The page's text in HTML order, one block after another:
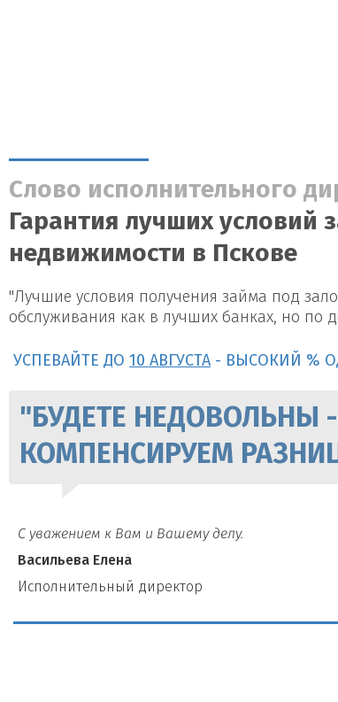
Слово исполнительного
Гарантия лучших условий
недвижимости в Пскове
"Лучшие условия получения займа под
обслуживания как в лучших банках, но по
УСПЕВАЙТЕ ДО 10 АВГУСТА - ВЫСОКИЙ %
"БУДЕТЕ НЕДОВОЛЬНЫ
КОМПЕНСИРУЕМ
С уважением к Вам и Вашему делу.
Васильева Елена
И сполнительный директор